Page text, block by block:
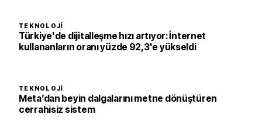
TEKNOLOJI
Türkiye'de dijitalleşme hızı artıyor: İnternet
kullananların oranı yüzde 92,3'e yükseldi
TEKNOLOJI
Meta’dan beyin dalgalarını metne dönüştüren
cerrahisiz sistem